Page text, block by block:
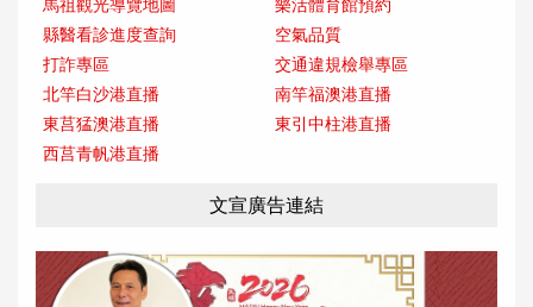
馬祖觀光導覽地圖
樂活體育館預約
縣醫看診進度查詢
空氣品質
打詐專區
交通違規檢舉專區
北竿白沙港直播
南竿福澳港直播
東莒猛澳港直播
東引中柱港直播
西莒青帆港直播
文宣廣告連結